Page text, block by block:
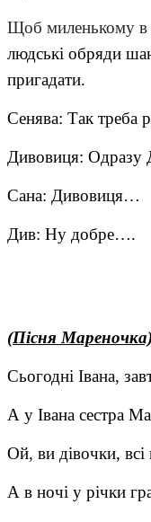
Щоб миленькому в
людські обряди
пригадати.
Сенява: Так треба
Дивовиця: Одразу
Сана: Дивовиця…
Див: Ну добре….
(Пісня Мареночка)
Сьогодні Івана,
А у Івана сестра
Ой, ви дівочки,
А в ночі у річки